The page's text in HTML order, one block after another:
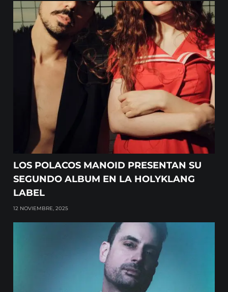
LOS POLACOS MANOID PRESENTAN SU
SEGUNDO ALBUM EN LA HOLYKLANG
LABEL
12 NOVIEMBRE, 2025